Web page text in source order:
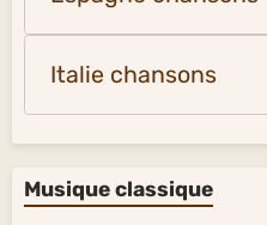
Italie chansons
Musique classique